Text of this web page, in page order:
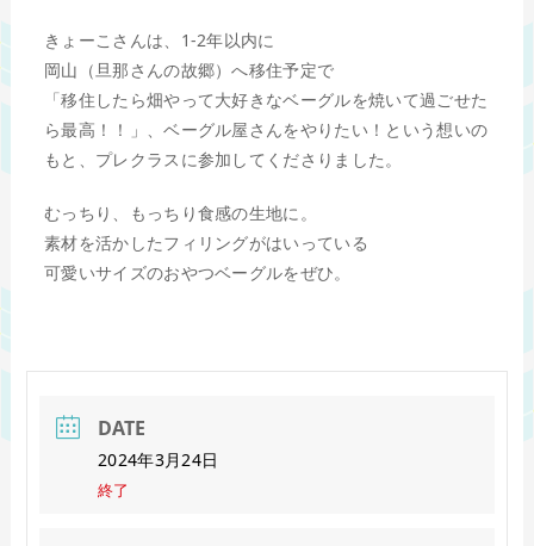
きょーこさんは、1-2年以内に
岡山（旦那さんの故郷）へ移住予定で
「移住したら畑やって大好きなベーグルを焼いて過ごせた
ら最高！！」、ベーグル屋さんをやりたい！という想いの
もと、プレクラスに参加してくださりました。
むっちり、もっちり食感の生地に。
素材を活かしたフィリングがはいっている
可愛いサイズのおやつベーグルをぜひ。
DATE
2024年3月24日
終了